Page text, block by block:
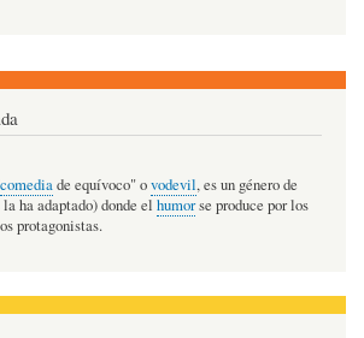
comediade equívoco" ovodevil, es un género de
ha adaptado) donde el humorse produce por los
protagonistas.